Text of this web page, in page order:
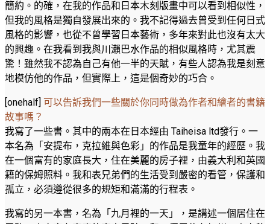
簡約。的確，在我的作品和日本木刻版畫中可以看到相似性，
但我的風格是獨自發展出來的。我不記得過去曾受到任何日式
風格的影響，也從不曾學習日本藝術，多年來對此也沒有太大
的興趣。在我看到我與川瀨巴水作品的相似風格時，尤其震
驚！雖然我不認為自己有他一半的天賦，有些人認為我是刻意
地模仿他的作品，但實際上，這是個奇妙的巧合。
[onehalf] 可以告訴我們一些關於你同時做為作者和繪者的書籍
故事嗎？
我寫了一些書。其中的兩本在日本經由 Taiheisa ltd發行。一
本名為「安提布，克拉維與色彩」的作品是我童年的經歷。我
在一個富有的家庭長大，住在美麗的房子裡，由義大利和英國
籍的保姆照料。我和表兄弟們的生活受到嚴密的看管，保護和
孤立，必須遵從很多的規矩和滿滿的行程表。
我寫的另一本書，名為「九月裡的一天」，是講述一個居住在